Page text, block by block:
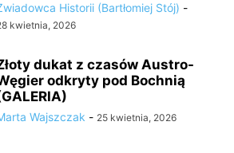
Historii (Bartłomiej Stój) -
kwietnia, 2026
dukat z czasów Austro-
odkryty pod Bochnią
Wajszczak - 25 kwietnia, 2026